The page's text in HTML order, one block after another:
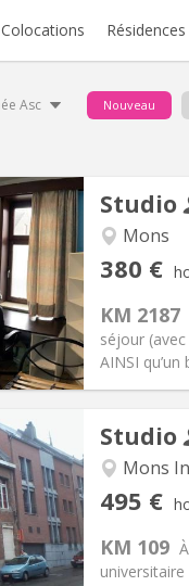
Résidences
Asc Nouveau
Studio
Mons
380 €
KM 2187
séjour
AINSI
Salle de
Studio
Mons
495 €
KM 109
Salle de